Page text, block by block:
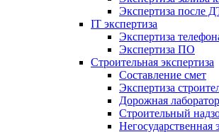
Экспертиза после
IT экспертиза
Экспертиза
Экспертиза ПО
Строительная экспертиза
Составление смет
Экспертиза
Дорожная
Строительный
Негосударственная